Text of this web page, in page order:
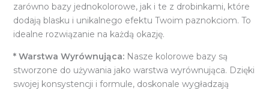
zarówno bazy jednokolorowe, jak i te z drobinkami, które
dodają blasku i unikalnego efektu Twoim paznokciom. To
idealne rozwiązanie na każdą okazję.
* Warstwa Wyrównująca:Nasze kolorowe bazy są
stworzone do używania jako warstwa wyrównująca. Dzięki
swojej konsystencji i formule, doskonale wygładzają